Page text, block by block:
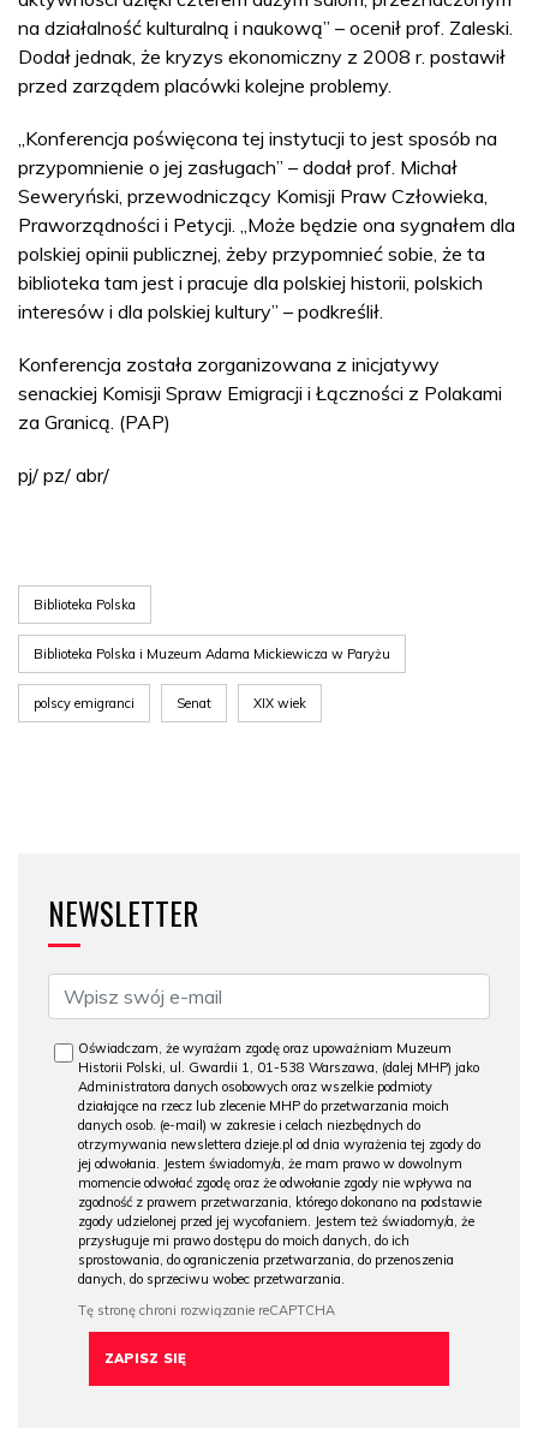
na działalność kulturalną i naukową” – ocenił prof. Zaleski.
Dodał jednak, że kryzys ekonomiczny z 2008 r. postawił
przed zarządem placówki kolejne problemy.
„Konferencja poświęcona tej instytucji to jest sposób na
przypomnienie o jej zasługach” – dodał prof. Michał
Seweryński, przewodniczący Komisji Praw Człowieka,
Praworządności i Petycji. „Może będzie ona sygnałem dla
polskiej opinii publicznej, żeby przypomnieć sobie, że ta
biblioteka tam jest i pracuje dla polskiej historii, polskich
interesów i dla polskiej kultury” – podkreślił.
Konferencja została zorganizowana z inicjatywy
senackiej Komisji Spraw Emigracji i Łączności z Polakami
za Granicą. (PAP)
pj/ pz/ abr/
Biblioteka Polska
Biblioteka Polska i Muzeum Adama Mickiewicza w Paryżu
polscy emigranci Senat XIX wiek
NEWSLETTER
Oświadczam, że wyrażam zgodę oraz upoważniam Muzeum
Historii Polski, ul. Gwardii 1, 01-538 Warszawa, (dalej MHP) jako
Administratora danych osobowych oraz wszelkie podmioty
działające na rzecz lub zlecenie MHP do przetwarzania moich
danych osob. (e-mail) w zakresie i celach niezbędnych do
otrzymywania newslettera dzieje.pl od dnia wyrażenia tej zgody do
jej odwołania. Jestem świadomy/a, że mam prawo w dowolnym
momencie odwołać zgodę oraz że odwołanie zgody nie wpływa na
zgodność z prawem przetwarzania, którego dokonano na podstawie
zgody udzielonej przed jej wycofaniem. Jestem też świadomy/a, że
przysługuje mi prawo dostępu do moich danych, do ich
sprostowania, do ograniczenia przetwarzania, do przenoszenia
danych, do sprzeciwu wobec przetwarzania.